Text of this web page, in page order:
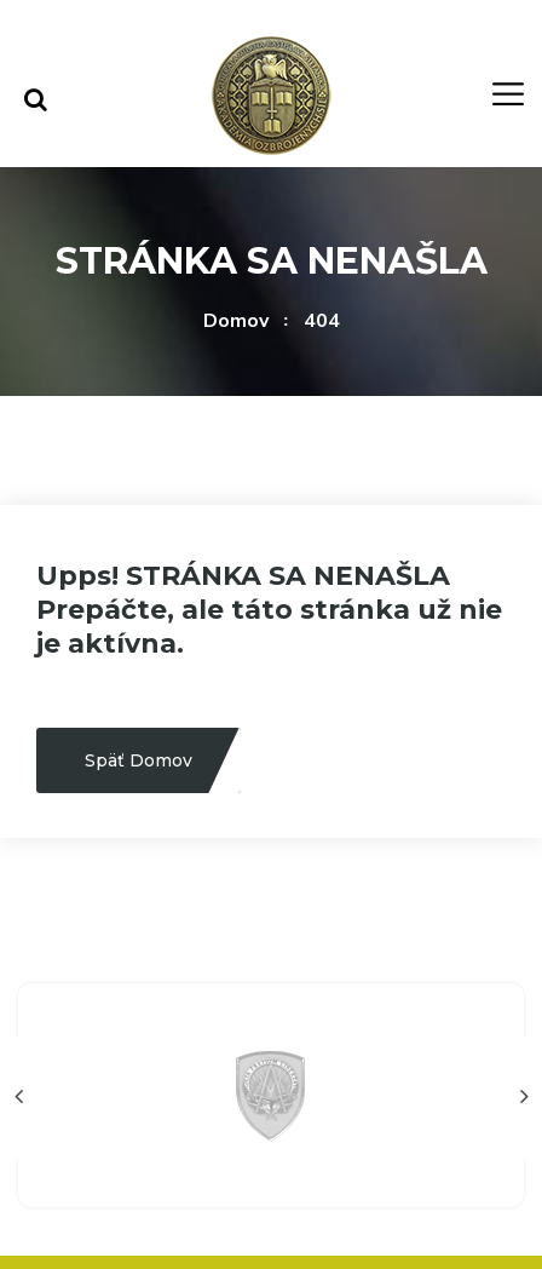
STRÁNKA SA NENAŠLA
Domov 404
Upps! STRÁNKA SA NENAŠLA
Prepáčte, ale táto stránka už nie
je aktívna.
Späť Domov